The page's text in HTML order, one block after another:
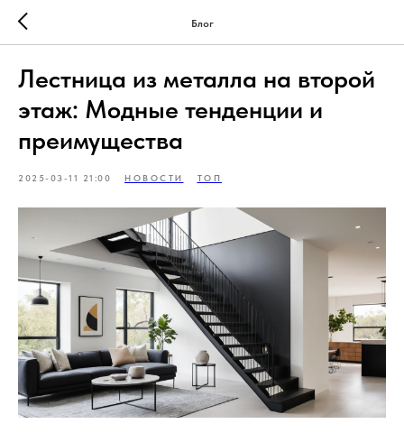
Блог
Лестница из металла на второй
этаж: Модные тенденции и
преимущества
2025-03-11 21:00 НОВОСТИ ТОП